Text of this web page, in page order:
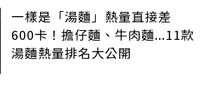
一樣是「湯麵」熱量直接差
600卡！擔仔麵、牛肉麵...11款
湯麵熱量排名大公開